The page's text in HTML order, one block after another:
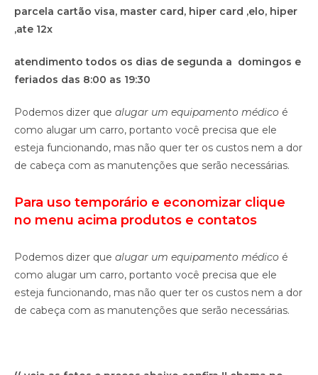
parcela cartão visa, master card, hiper card ,elo, hiper
,ate 12x
atendimento todos os dias de segunda a domingos e
feriados das 8:00 as 19:30
Podemos dizer que alugar um equipamento médico é
como alugar um carro, portanto você precisa que ele
esteja funcionando, mas não quer ter os custos nem a dor
de cabeça com as manutenções que serão necessárias.
Para uso temporário e economizar clique
no menu acima produtos e contatos
Podemos dizer que alugar um equipamento médico é
como alugar um carro, portanto você precisa que ele
esteja funcionando, mas não quer ter os custos nem a dor
de cabeça com as manutenções que serão necessárias.